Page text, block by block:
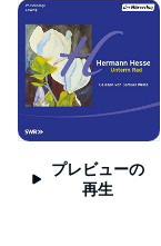
プレビューの
再生